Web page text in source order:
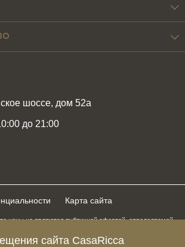
сайта CasaRicca
шоссе, дом 52а
до 21:00
Карта сайта
цены не являются публичной офертой, определяемой
без предупреждения. Для получения актуальной и